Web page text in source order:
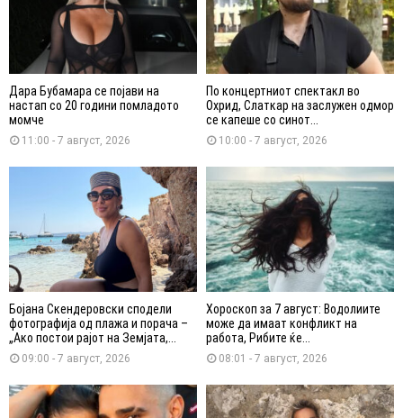
Дара Бубамара се појави на
настап со 20 години помладото
момче
11:00 - 7 август, 2026
По концертниот спектакл во
Охрид, Слаткар на заслужен одмор
се капеше со синот...
10:00 - 7 август, 2026
Бојана Скендеровски сподели
фотографија од плажа и порача –
„Ако постои рајот на Земјата,...
09:00 - 7 август, 2026
Хороскоп за 7 август: Водолиите
може да имаат конфликт на
работа, Рибите ќе...
08:01 - 7 август, 2026